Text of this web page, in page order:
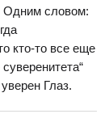
Одним словом:
кто-то все еще
Глаз.